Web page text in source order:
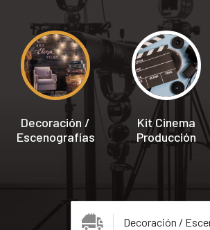
Decoración /
Escenografías
Kit Cinema
Producción